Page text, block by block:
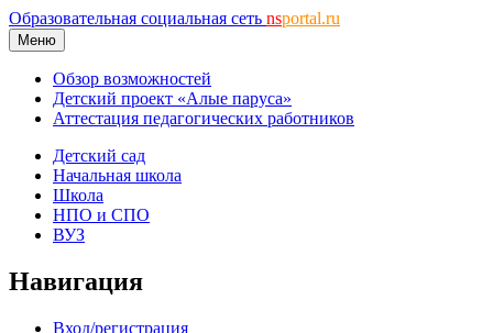
Образовательная социальная сеть nsportal.ru
Меню
Обзор возможностей
Детский проект «Алые паруса»
Аттестация педагогических работников
Детский сад
Начальная школа
Школа
НПО и СПО
ВУЗ
Навигация
Вход/регистрация